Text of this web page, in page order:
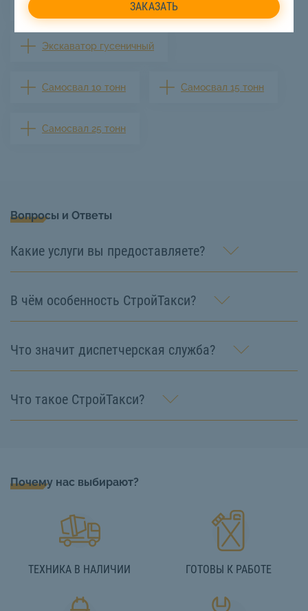
Экскаватор гусеничный
Самосвал 10 тонн Самосвал 15 тонн
Самосвал 25 тонн
Вопросы и Ответы
Какие услуги вы предоставляете?
В чём особенность СтройТакси?
Что значит диспетчерская служба?
Что такое СтройТакси?
Почему нас выбирают?
ТЕХНИКА В НАЛИЧИИ ГОТОВЫ К РАБОТЕ